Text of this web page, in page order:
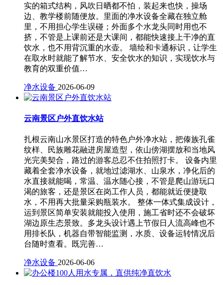
实的箱式结构，风吹日晒都不怕，装起来也快，操场
边、教学楼前随便放。里面的净水设备全藏在独立舱
里，不用担心学生误碰；外面多个水龙头同时用也不
挤，不管是上课前还是大课间，都能快速接上干净的直
饮水，也不用背沉重的水壶。 墙绘和卡通标识，让学生
在取水时就能了解节水、安全饮水的知识，实现饮水与
教育的双重价值…
净水设备 2026-06-09
云南景区户外直饮水站
扎根云南山水景区打造的特色户外净水站，把傣族孔雀
纹样、民族雕花融进房屋造型，依山傍湖摆放和当地风
光完美契合，路过的游客总忍不住拍照打卡。 设备内里
藏着全套净水设备，就地过滤湖水、山泉水，净化后的
水直接就能喝，常温、温水随心接，不管是爬山游玩口
渴的旅客，还是景区在岗工作人员，都能就近便捷取
水，不用再大批量采购瓶装水。 整体一体式集成设计，
运到景区简单安装就能投入使用，施工省时还不会破坏
湖边原生态景致。多龙头设计遇上节假日人流高峰也不
用排长队，机器自带智能监测，水质、设备运转情况后
台随时查看。既完善…
净水设备 2026-06-06